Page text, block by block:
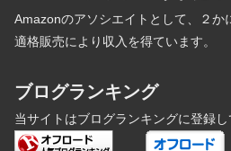
Amazonのアソシエイトとして、２か
適格販売により収入を得ています。
ブログランキング
当サイトはブログランキングに登録し